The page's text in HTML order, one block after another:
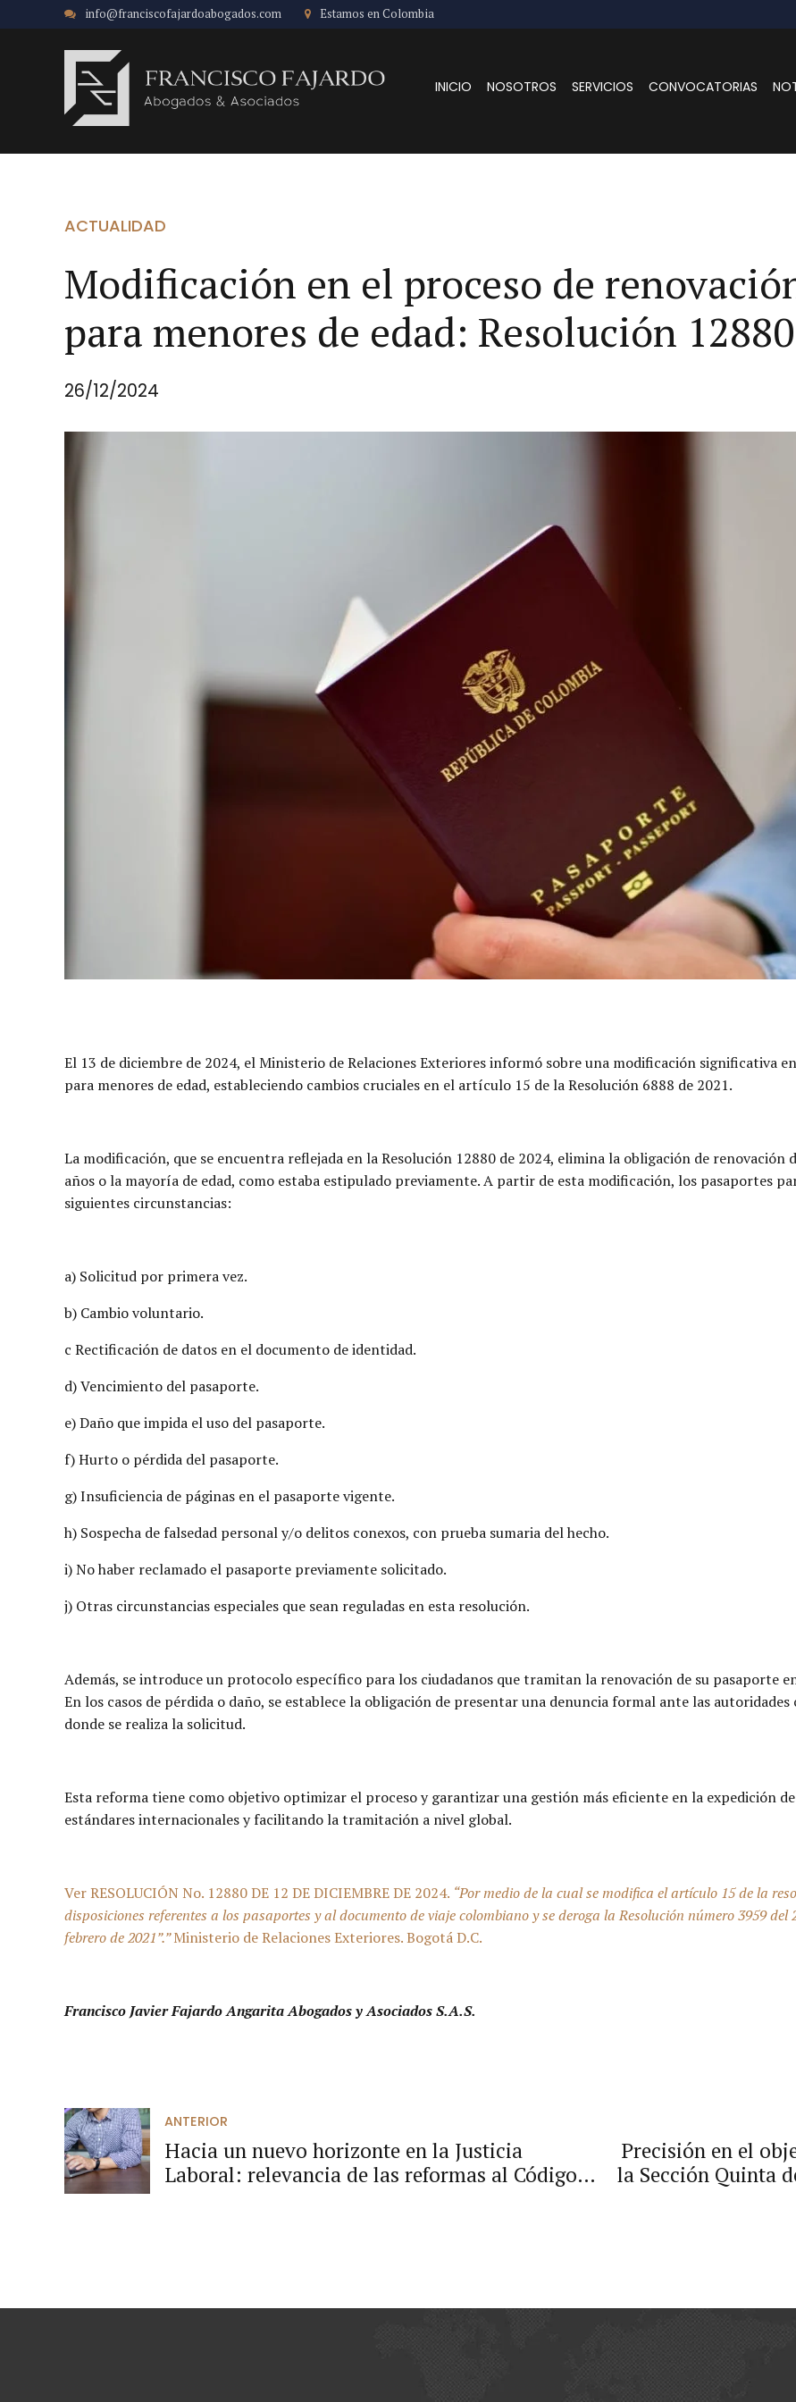
info@franciscofajardoabogados.com Estamos en Colombia
INICIO NOSOTROS SERVICIOS CONVOCATORIAS
ACTUALIDAD
Modificación en el proceso de
para menores de edad: Resolución
26/12/2024
El 13 de diciembre de 2024, el Ministerio de Relaciones Exteriores informó sobre una modificación significativa
para menores de edad, estableciendo cambios cruciales en el artículo 15 de la Resolución 6888 de 2021.
La modificación, que se encuentra reflejada en la Resolución 12880 de 2024, elimina la obligación de
años o la mayoría de edad, como estaba estipulado previamente. A partir de esta modificación, los pasaportes
siguientes circunstancias:
a) Solicitud por primera vez.
b) Cambio voluntario.
c Rectificación de datos en el documento de identidad.
d) Vencimiento del pasaporte.
e) Daño que impida el uso del pasaporte.
f) Hurto o pérdida del pasaporte.
g) Insuficiencia de páginas en el pasaporte vigente.
h) Sospecha de falsedad personal y/o delitos conexos, con prueba sumaria del hecho.
i) No haber reclamado el pasaporte previamente solicitado.
j) Otras circunstancias especiales que sean reguladas en esta resolución.
Además, se introduce un protocolo específico para los ciudadanos que tramitan la renovación de su pasaporte
En los casos de pérdida o daño, se establece la obligación de presentar una denuncia formal ante las
donde se realiza la solicitud.
Esta reforma tiene como objetivo optimizar el proceso y garantizar una gestión más eficiente en la expedición
estándares internacionales y facilitando la tramitación a nivel global.
Ver RESOLUCIÓN No. 12880 DE 12 DE DICIEMBRE DE 2024. “Por medio de la cual se modifica el artículo 15 de la
disposiciones referentes a los pasaportes y al documento de viaje colombiano y se deroga la Resolución número 3959 del
febrero de 2021”.”Ministerio de Relaciones Exteriores. Bogotá D.C.
Francisco Javier Fajardo Angarita Abogados y Asociados S.A.S.
ANTERIOR
Hacia un nuevo horizonte en la Justicia
Laboral: relevancia de las reformas al Código
Precisión en el
la Sección Quinta